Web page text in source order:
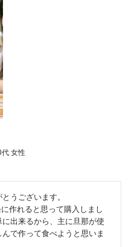
代 女性
うございます。
作れると思って購入しまし
出来るから、主に旦那が使
で作って食べようと思いま